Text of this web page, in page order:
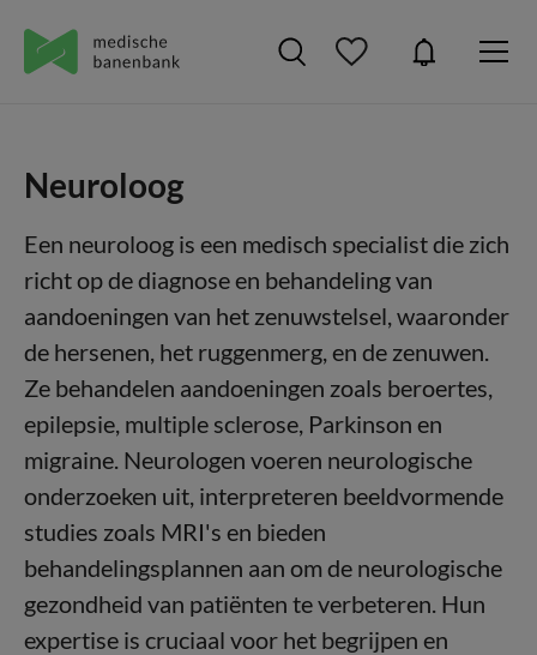
Neuroloog
Een neuroloog is een medisch specialist die zich
richt op de diagnose en behandeling van
aandoeningen van het zenuwstelsel, waaronder
de hersenen, het ruggenmerg, en de zenuwen.
Ze behandelen aandoeningen zoals beroertes,
epilepsie, multiple sclerose, Parkinson en
migraine. Neurologen voeren neurologische
onderzoeken uit, interpreteren beeldvormende
studies zoals MRI's en bieden
behandelingsplannen aan om de neurologische
gezondheid van patiënten te verbeteren. Hun
expertise is cruciaal voor het begrijpen en